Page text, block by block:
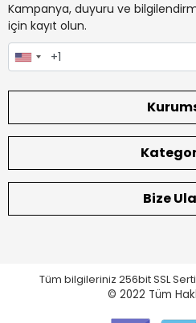
Kampanya, duyuru ve
için kayıt olun.
Bize
Tüm bilgileriniz 256bit SSL
© 2022 Tüm